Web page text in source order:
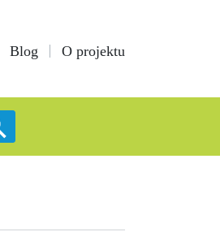
Blog O projektu